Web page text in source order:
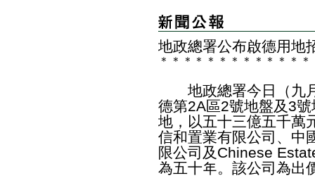
地政總署公布啟德用地
＊ ＊ ＊ ＊ ＊ ＊ ＊ ＊ ＊ ＊ ＊ ＊ ＊
地政總署今日（九月
德第2A區2號地盤及3
地，以五十三億五千萬
信和置業有限公司、中
限公司及Chinese
為五十年。該公司為出